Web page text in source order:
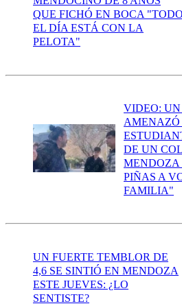
QUE FICHÓ EN BOCA "TODO
EL DÍA ESTÁ CON LA
PELOTA"
VIDEO: UN
AMENAZÓ
DE UN
MENDOZA
PIÑAS A
FAMILIA"
UN FUERTE TEMBLOR DE
4,6 SE SINTIÓ EN MENDOZA
ESTE JUEVES: ¿LO
SENTISTE?